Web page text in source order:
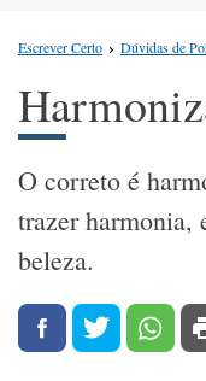
Escrever Certo Dúvidas de
O correto é
trazer harmonia,
beleza.